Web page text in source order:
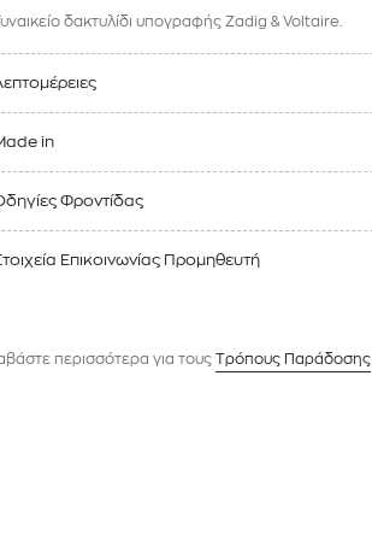
δακτυλίδι υπογραφής Zadig & Voltaire.
in
Φροντίδας
Επικοινωνίας Προμηθευτή
περισσότερα για τους Tρόπους Παράδοσης